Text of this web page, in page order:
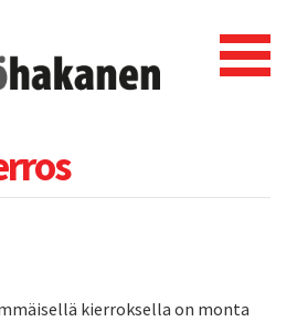
kierroksella on monta